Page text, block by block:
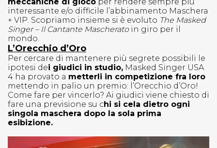
interessante e/o difficile l’abbinamento Maschera
+ VIP. Scopriamo insieme si è evoluto The Masked
Singer – Il Cantante Mascheratoin giro per il
mondo.
L’Orecchio d’Oro
Per cercare di mantenere più segrete possibili le
ipotesi dei giudici in studio, Masked Singer USA
4 ha provato a metterli in competizione fra loro
mettendo in palio un premio: l’Orecchio d’Oro!
Come fare per vincerlo? Ai giudici viene chiesto di
fare una previsione su chi si cela dietro ogni
singola maschera dopo la sola prima
esibizione.